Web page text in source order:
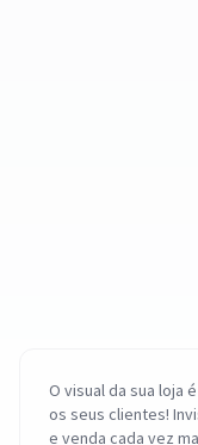
O visual da sua loja
os seus clientes!
e venda cada vez